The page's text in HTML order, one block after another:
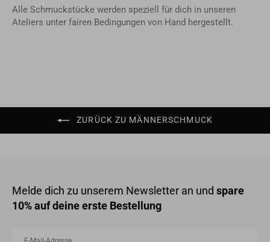
Alle Schmuckstücke werden speziell für dich in unseren
Ateliers unter fairen Bedingungen von Hand hergestellt.
ZURÜCK ZU MÄNNERSCHMUCK
Melde dich zu unserem Newsletter an und spare
10% auf deine erste Bestellung